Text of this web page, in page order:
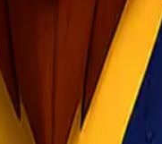
kami selalu